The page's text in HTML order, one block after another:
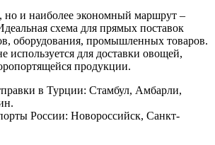
и наиболее экономный маршрут –
схема для прямых поставок
оборудования, промышленных товаров.
для доставки овощей,
продукции.
в Турции: Стамбул, Амбарли,
России: Новороссийск, Санкт-